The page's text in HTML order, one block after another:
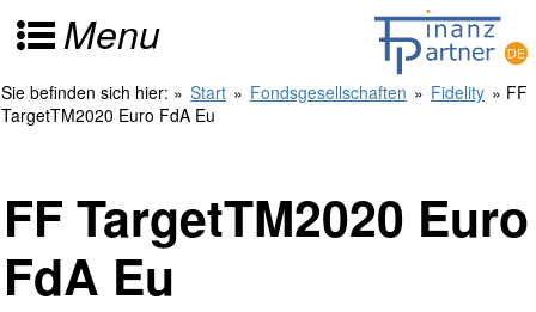
Menu
Sie befinden sich hier: » Start » Fondsgesellschaften » Fidelity » FF
TargetTM2020 Euro FdA Eu
FF TargetTM2020 Euro
FdA Eu